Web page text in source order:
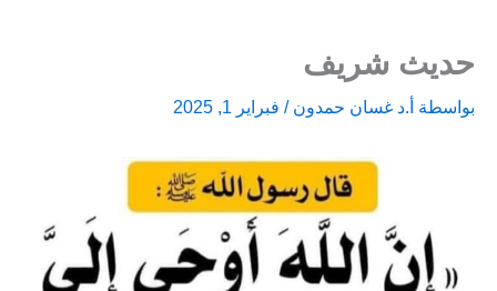
حديث شريف
بواسطة أ.د غسان حمدون/ فبراير 1, 2025